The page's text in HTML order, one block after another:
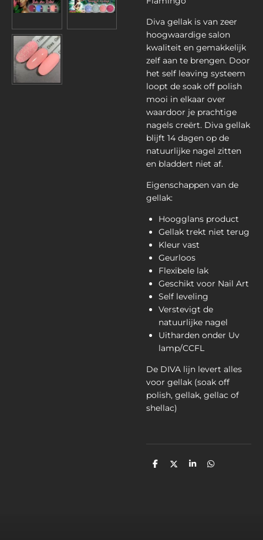
Diva gellak is van zeer
hoogwaardige salon
kwaliteit en gemakkelijk
zelf aan te brengen. Door
het self leaving systeem
loopt de soak off polish
mooi in elkaar over
waardoor je prachtige
nagels creërt. Diva gellak
blijft 14 dagen op de
natuurlijke nagel zitten
en bladdert niet af.
Eigenschappen van de
gellak:
Hoogglans product
Gellak trekt niet terug
Kleur vast
Geurloos
Flexibele lak
Geschikt voor Nail Art
Self leveling
Verstevigt de
natuurlijke nagel
Uitharden onder Uv
lamp/CCFL
De DIVA lijn levert alles
voor gellak (soak off
polish, gellak, gellac of
shellac)
D
D
S
D